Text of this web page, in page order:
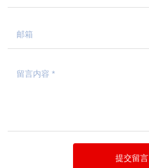
提交留言